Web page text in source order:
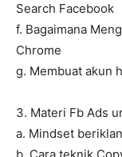
Search Facebook
f. Bagaimana
Chrome
g. Membuat akun
3. Materi Fb Ads
a. Mindset